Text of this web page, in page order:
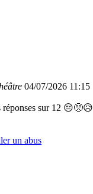
04/07/2026 11:15
réponses sur 12 😔🥺😥
un abus